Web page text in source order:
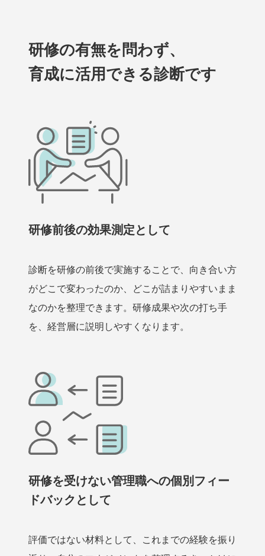
研修の有無を問わず、
育成に活用できる診断です
研修前後の効果測定として
診断を研修の前後で実施することで、向き合い方
がどこで変わったのか、どこが詰まりやすいまま
なのかを整理できます。研修成果や次の打ち手
を、経営層に説明しやすくなります。
研修を受けない管理職への個別フィー
ドバックとして
評価ではない材料として、これまでの経験を振り